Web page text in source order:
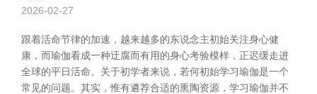
2026-02-27
跟着活命节律的加速，越来越多的东说念主初始关注身心健
康，而瑜伽看成一种迂腐而有用的身心考验模样，正迟缓走进
全球的平日活命。关于初学者来说，若何初始学习瑜伽是一个
常见的问题。其实，惟有遴荐合适的熏陶资源，学习瑜伽并不